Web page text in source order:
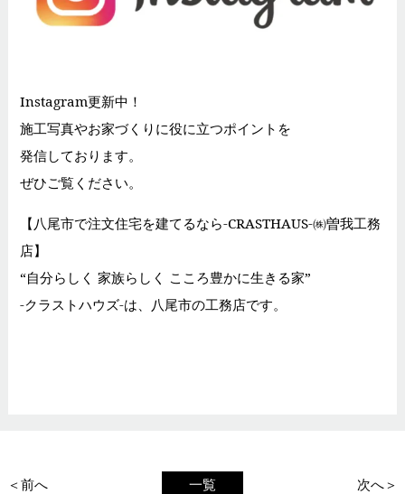
Instagram更新中！
施工写真やお家づくりに役に立つポイントを
発信しております。
ぜひご覧ください。
【八尾市で注文住宅を建てるなら-CRASTHAUS-㈱曽我工務
店】
“自分らしく 家族らしく こころ豊かに生きる家”
-クラストハウズ-は、八尾市の工務店です。
一覧
＜前へ 次へ＞